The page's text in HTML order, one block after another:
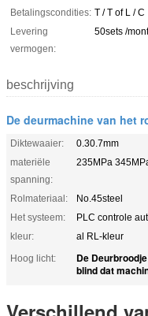
Betalingscondities: T / T of L / C
Levering
vermogen:
50sets /
beschrijving
De deurmachine van het
Diktewaaier:
0.30.7mm
materiële
spanning:
235MPa
Rolmateriaal:
No.45steel
Het systeem:
PLC controle
kleur:
al RL-kleur
Hoog licht:
De
blind dat